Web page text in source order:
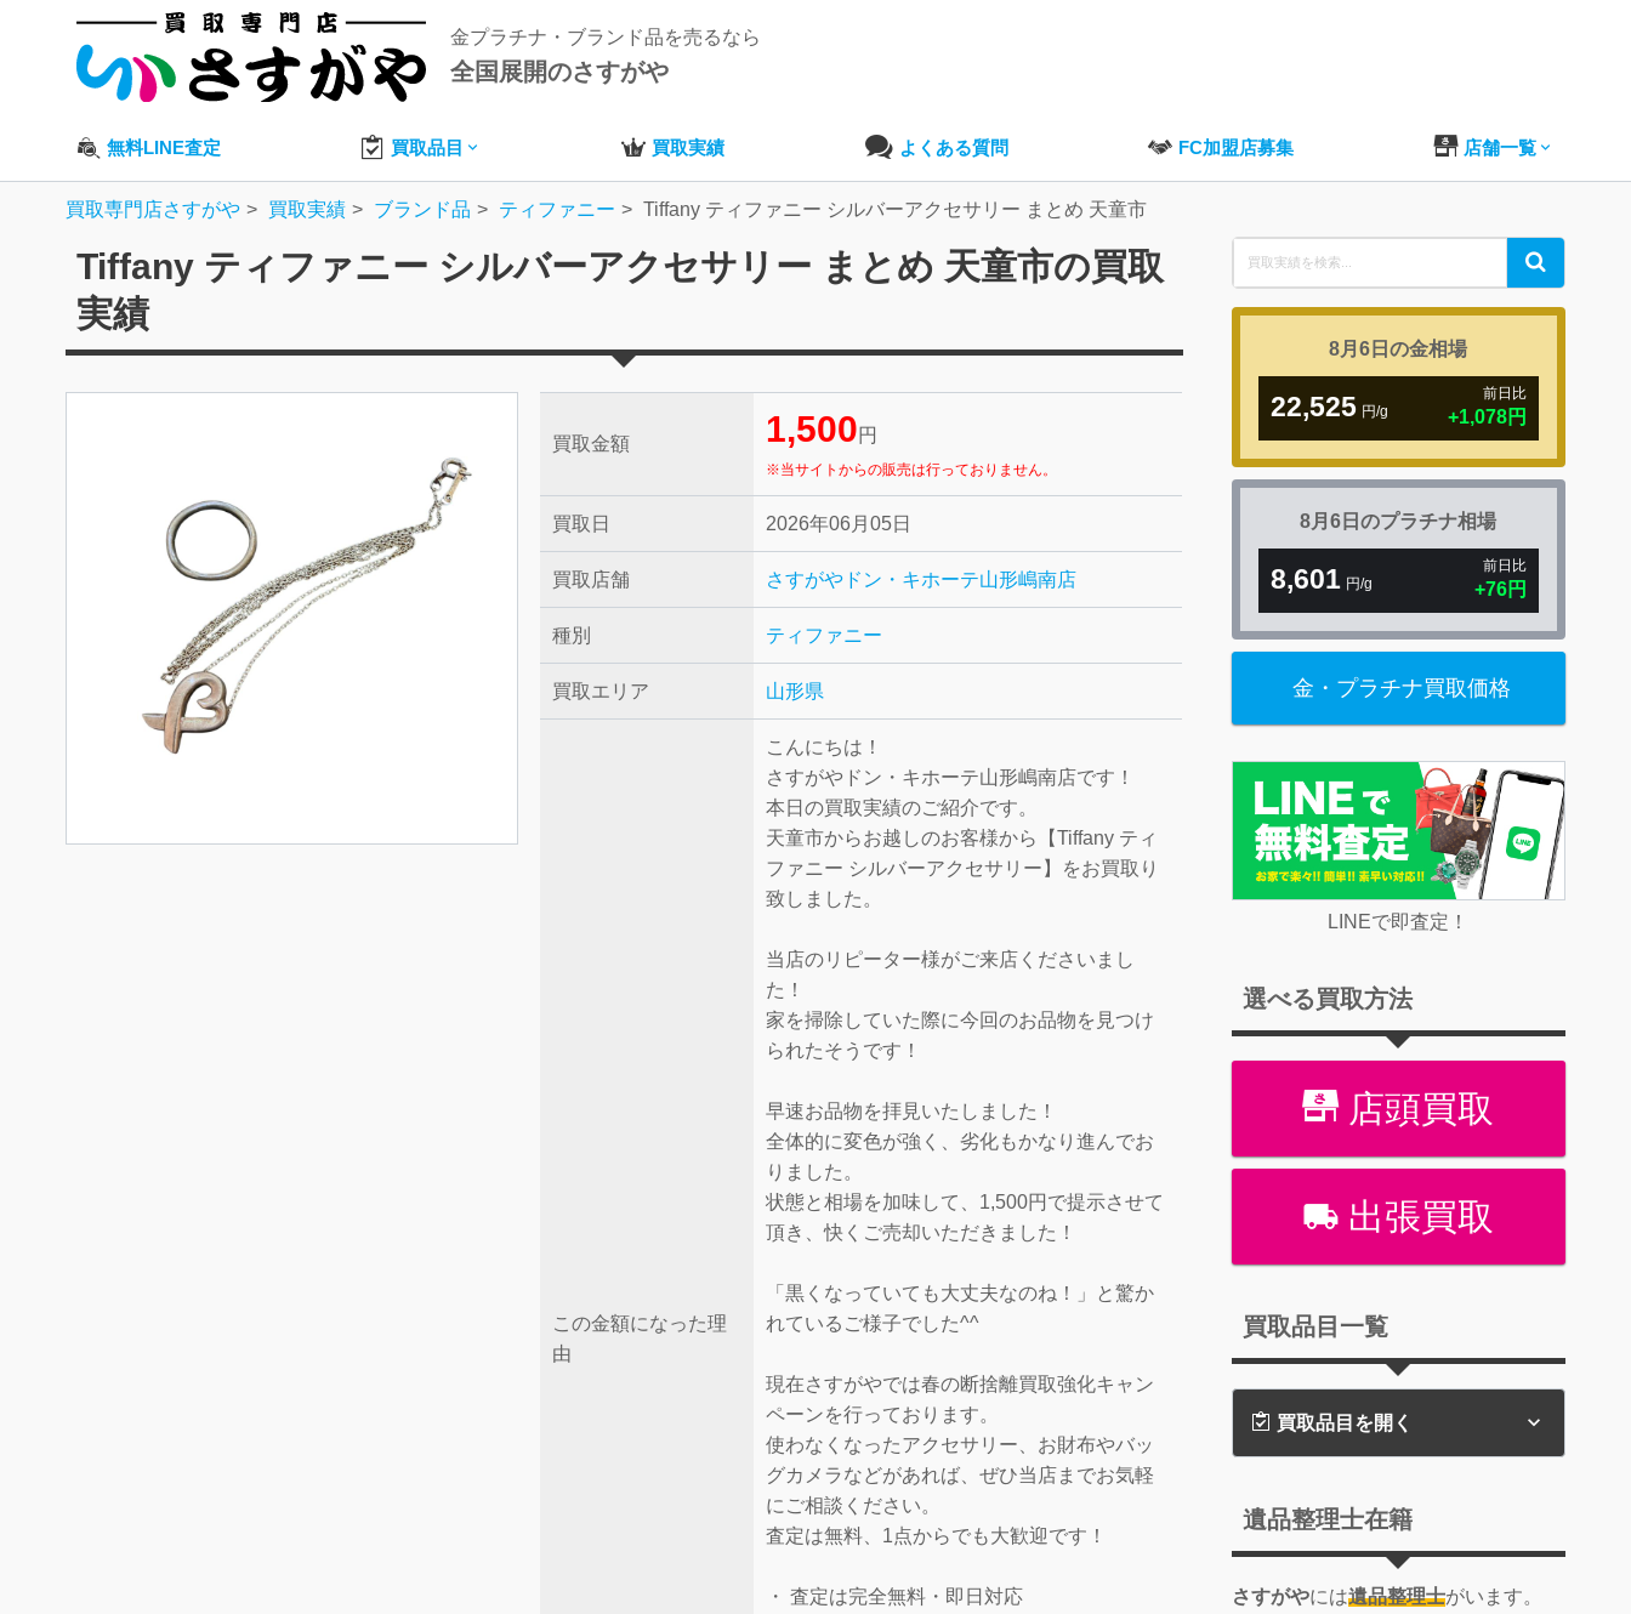
金プラチナ・ブランド品を売るなら
全国展開のさすがや
無料LINE査定 買取品目 買取実績 よくある質問 FC加盟店募集 店舗一覧
買取専門店さすがや 買取実績 ブランド品 ティファニー Tiffany ティファニー シルバーアクセサリー まとめ 天童市
Tiffany ティファニー シルバーアクセサリー まとめ 天童市の買取
実績
買取金額 1,500 円
※当サイトからの販売は行っておりません。
買取日 2026年06月05日
買取店舗 さすがやドン・キホーテ山形嶋南店
種別 ティファニー
買取エリア 山形県
この金額になった理
由
こんにちは！
さすがやドン・キホーテ山形嶋南店です！
本日の買取実績のご紹介です。
天童市からお越しのお客様から【Tiffany ティ
ファニー シルバーアクセサリー】をお買取り
致しました。
当店のリピーター様がご来店くださいまし
た！
家を掃除していた際に今回のお品物を見つけ
られたそうです！
早速お品物を拝見いたしました！
全体的に変色が強く、劣化もかなり進んでお
りました。
状態と相場を加味して、1,500円で提示させて
頂き、快くご売却いただきました！
「黒くなっていても大丈夫なのね！」と驚か
れているご様子でした^^
現在さすがやでは春の断捨離買取強化キャン
ペーンを行っております。
使わなくなったアクセサリー、お財布やバッ
グカメラなどがあれば、ぜひ当店までお気軽
にご相談ください。
査定は無料、1点からでも大歓迎です！
・ 査定は完全無料・即日対応
Search
for:
Search
8月6日の金相場
22,525 円/g
前日比
+1,078円
8月6日のプラチナ相場
8,601 円/g
前日比
+76円
金・プラチナ買取価格
LINEで即査定！
選べる買取方法
店頭買取
出張買取
買取品目一覧
買取品目を開く
遺品整理士在籍
さすがやには遺品整理士がいます。